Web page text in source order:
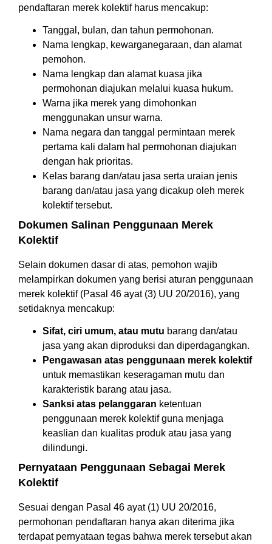
pendaftaran merek kolektif harus mencakup:
Tanggal, bulan, dan tahun permohonan.
Nama lengkap, kewarganegaraan, dan alamat
pemohon.
Nama lengkap dan alamat kuasa jika
permohonan diajukan melalui kuasa hukum.
Warna jika merek yang dimohonkan
menggunakan unsur warna.
Nama negara dan tanggal permintaan merek
pertama kali dalam hal permohonan diajukan
dengan hak prioritas.
Kelas barang dan/atau jasa serta uraian jenis
barang dan/atau jasa yang dicakup oleh merek
kolektif tersebut.
Dokumen Salinan Penggunaan Merek
Kolektif
Selain dokumen dasar di atas, pemohon wajib
melampirkan dokumen yang berisi aturan penggunaan
merek kolektif (Pasal 46 ayat (3) UU 20/2016), yang
setidaknya mencakup:
Sifat, ciri umum, atau mutu barang dan/atau
jasa yang akan diproduksi dan diperdagangkan.
Pengawasan atas penggunaan merek kolektif
untuk memastikan keseragaman mutu dan
karakteristik barang atau jasa.
Sanksi atas pelanggaran ketentuan
penggunaan merek kolektif guna menjaga
keaslian dan kualitas produk atau jasa yang
dilindungi.
Pernyataan Penggunaan Sebagai Merek
Kolektif
Sesuai dengan Pasal 46 ayat (1) UU 20/2016,
permohonan pendaftaran hanya akan diterima jika
terdapat pernyataan tegas bahwa merek tersebut akan